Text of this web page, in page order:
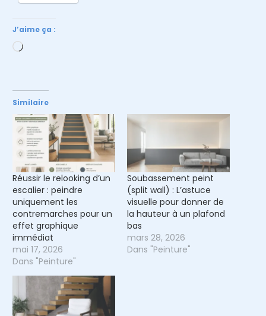
J’aime ça :
Chargement…
Similaire
Réussir le relooking d’un
escalier : peindre
uniquement les
contremarches pour un
effet graphique
immédiat
mai 17, 2026
Dans "Peinture"
Soubassement peint
(split wall) : L’astuce
visuelle pour donner de
la hauteur à un plafond
bas
mars 28, 2026
Dans "Peinture"